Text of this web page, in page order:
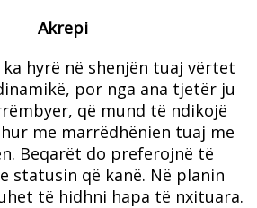
Akrepi
ka hyrë në shenjën tuaj vërtet
por nga ana tjetër ju
që mund të ndikojë
me marrëdhënien tuaj me
Beqarët do preferojnë të
statusin që kanë. Në planin
të hidhni hapa të nxituara.